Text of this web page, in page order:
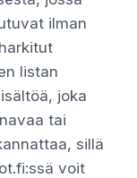
ilman
listan
joka
tai
sillä
voit